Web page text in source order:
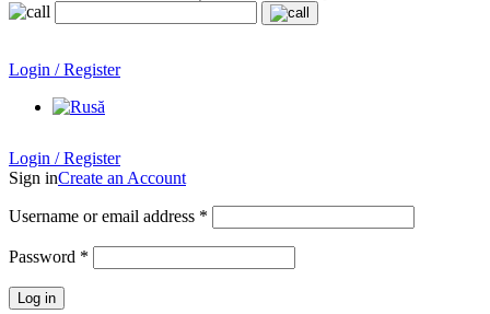
Login / Register
Login / Register
Sign inCreate an Account
Username or email address *
Password *
Log in